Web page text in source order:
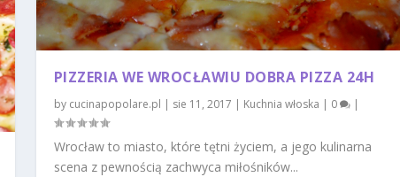
PIZZERIA WE WROCŁAWIU DOBRA PIZZA 24H
by cucinapopolare.pl | sie 11, 2017 | Kuchnia włoska | 0 |
Wrocław to miasto, które tętni życiem, a jego kulinarna
scena z pewnością zachwyca miłośników...